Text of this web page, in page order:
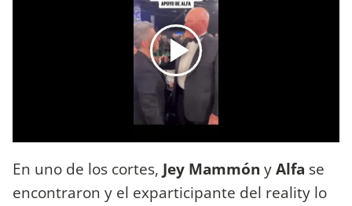
En uno de los cortes, Jey Mammón yAlfa se
encontraron y el exparticipante del reality lo